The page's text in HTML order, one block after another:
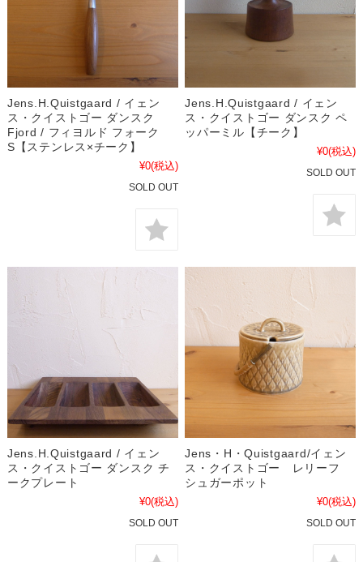
Jens.H.Quistgaard / イェン
ス・クイストゴー ダンスク
Fjord / フィヨルド フォーク
S【ステンレス×チーク】
¥0(税込)
SOLD OUT
Jens.H.Quistgaard / イェン
ス・クイストゴー ダンスク ペ
ッパーミル【チーク】
¥0(税込)
SOLD OUT
Jens.H.Quistgaard / イェン
ス・クイストゴー ダンスク チ
ークプレート
¥0(税込)
SOLD OUT
Jens・H・Quistgaard/イェン
ス・クイストゴー レリーフ
シュガーポット
¥0(税込)
SOLD OUT